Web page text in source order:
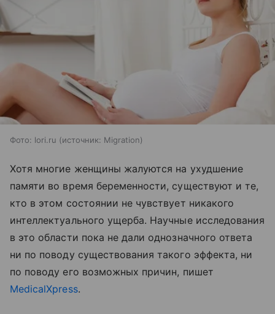
Фото: lori.ru источник: Migration
Хотя многие женщины жалуются на ухудшение
памяти во время беременности, существуют и те,
кто в этом состоянии не чувствует никакого
интеллектуального ущерба. Научные исследования
в это области пока не дали однозначного ответа
ни по поводу существования такого эффекта, ни
по поводу его возможных причин, пишет
MedicalXpress.